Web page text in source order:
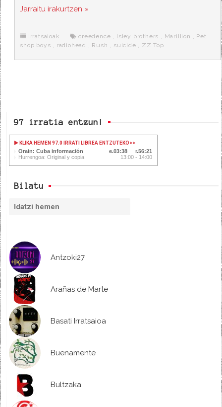
c
e
o
k
i
t
r
d
d
n
e
e
a
s
r
a
Jarraitu irakurtzen »
Irratsaioak creedence , Isley brothers , Marillion , Pet
shop boys , radiohead , Rush , suicide , ZZ Top
97 irratia entzun!
KLIKA HEMEN 97.0 IRRATI LIBREA ENTZUTEKO>>
Orain: Cuba información 03:38
56:21
Hurrengoa: Original y copia
13:00 - 14:00
Bilatu
Antzoki27
Arañas de Marte
Basati Irratsaioa
Buenamente
Bultzaka